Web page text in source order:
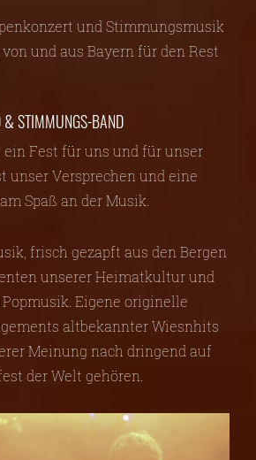
und Stimmungsmusik
und aus Bayern für den Rest
& STIMMUNGS-BAND
Fest für uns und für unser
unser Versprechen und eine
Spaß an der Musik.
frisch gezapft aus den Bergen
unserer Heimatkultur und
Eigene originelle
altbekannter Wiesnhits
Meinung nach dringend auf
der Welt gehören.